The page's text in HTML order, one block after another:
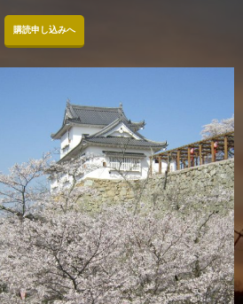
購読申し込みへ